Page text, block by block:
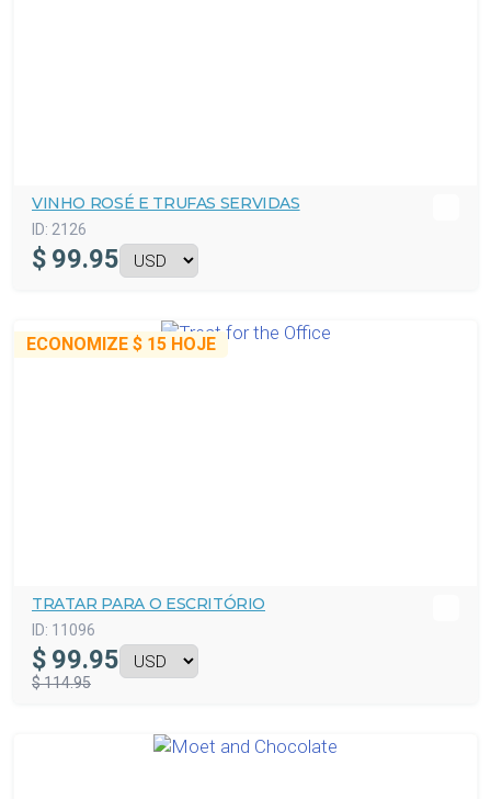
VINHO ROSÉ E TRUFAS SERVIDAS
ID: 2126
$ 99.95
ECONOMIZE $ 15 HOJE
TRATAR PARA O ESCRITÓRIO
ID: 11096
$ 99.95
$ 114.95